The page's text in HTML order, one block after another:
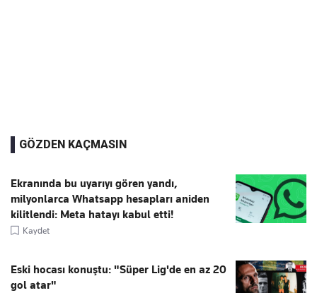
GÖZDEN KAÇMASIN
Ekranında bu uyarıyı gören yandı,
milyonlarca Whatsapp hesapları aniden
kilitlendi: Meta hatayı kabul etti!
Kaydet
Eski hocası konuştu: "Süper Lig'de en az 20
gol atar"